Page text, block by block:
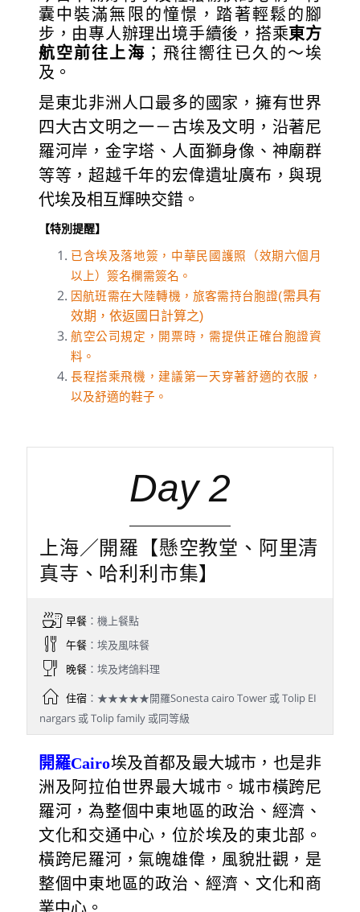
囊中裝滿無限的憧憬，踏著輕鬆的腳
步，由專人辦理出境手續後，搭乘東方
航空前往上海 ；飛往嚮往已久的～埃
及。
是東北非洲人口最多的國家，擁有世界
四大古文明之一－古埃及文明，沿著尼
羅河岸，金字塔、人面獅身像、神廟群
等等，超越千年的宏偉遺址廣布，與現
代埃及相互輝映交錯。
【特別提醒】
已含埃及落地簽，中華民國護照（效期六個月
以上）簽名欄需簽名。
因航班需在大陸轉機，旅客需持台胞證(需具有
效期，依返國日計算之)
航空公司規定，開票時，需提供正確台胞證資
料。
長程搭乘飛機，建議第一天穿著舒適的衣服，
以及舒適的鞋子。
Day 2
上海／開羅【懸空教堂、阿里清
真寺、哈利利市集】
早餐：機上餐點
午餐：埃及風味餐
晚餐：埃及烤鴿料理
住宿：★★★★★開羅Sonesta cairo Tower 或 Tolip EI
nargars 或 Tolip family 或同等級
開羅Cairo埃及首都及最大城市，也是非
洲及阿拉伯世界最大城市。城市橫跨尼
羅河，為整個中東地區的政治、經濟、
文化和交通中心，位於埃及的東北部。
橫跨尼羅河，氣魄雄偉，風貌壯觀，是
整個中東地區的政治、經濟、文化和商
業中心。